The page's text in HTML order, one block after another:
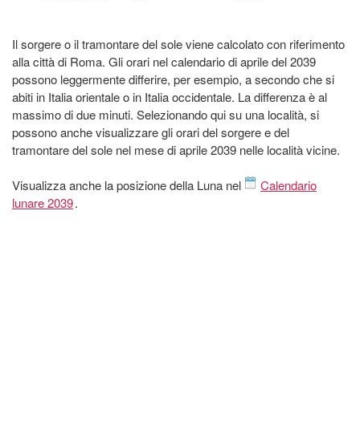
Il sorgere o il tramontare del sole viene calcolato con riferimento
alla città di Roma. Gli orari nel calendario di aprile del 2039
possono leggermente differire, per esempio, a secondo che si
abiti in Italia orientale o in Italia occidentale. La differenza è al
massimo di due minuti. Selezionando qui su una località, si
possono anche visualizzare gli orari del sorgere e del
tramontare del sole nel mese di aprile 2039 nelle località vicine.
Visualizza anche la posizione della Luna nel
Calendario
lunare 2039.